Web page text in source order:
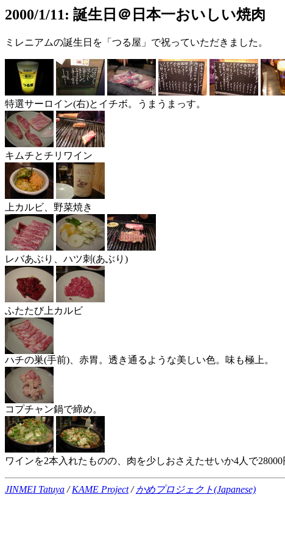
2000/1/11: 誕生日＠日本一おいしい焼肉
ミレニアムの誕生日を「つる屋」で祝っていただきました。
特選サーロイン(右)とイチボ。うまうまっす。
キムチとチリワイン
上カルビ、野菜焼き
レバあぶり、ハツ刺(あぶり)
ふたたび上カルビ
ハチの巣(手前)、赤胃。透き通るような美しい色。味も極上。
コプチャン鍋で締め。
ワインを2本入れたものの、肉を少しおさえたせいか4人で28000
JINMEI Tatuya /KAME Project/ かめプロジェクト(Japanese)